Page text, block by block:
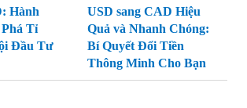
Hành
Tỉ
Đầu Tư
USD sang CAD Hiệu
Quả và Nhanh Chóng:
Bí Quyết Đổi Tiền
Thông Minh Cho Bạn